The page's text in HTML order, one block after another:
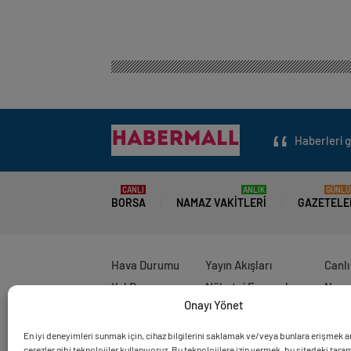
Onayı Yönet
En iyi deneyimleri sunmak için, cihaz bilgilerini saklamak ve/veya bunlara erişmek
Haberleri
BORSA
CANLI
NAMAZ VAKITLERI
ANLIK
Hava Durumu
Yol Durumu
Yayın Akışları
Nöbetçi Eczaneler
Son Dakika